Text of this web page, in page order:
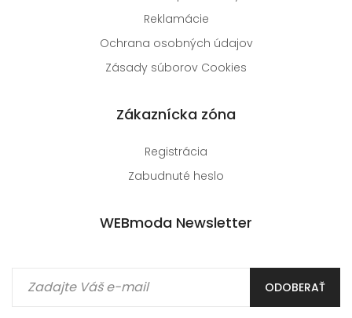
Reklamácie
Ochrana osobných údajov
Zásady súborov Cookies
Zákaznícka zóna
Registrácia
Zabudnuté heslo
WEBmoda Newsletter
ODOBERAŤ